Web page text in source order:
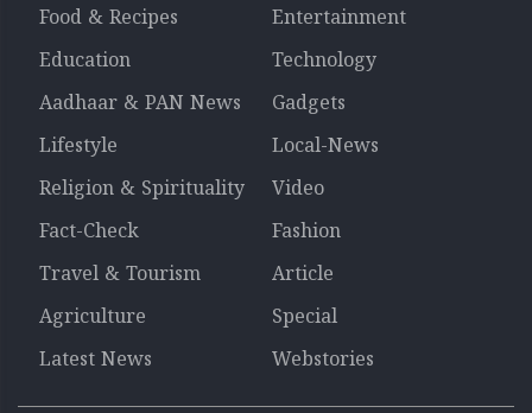
Food & Recipes
Entertainment
Education
Technology
Aadhaar & PAN News
Gadgets
Lifestyle
Local-News
Religion & Spirituality
Video
Fact-Check
Fashion
Travel & Tourism
Article
Agriculture
Special
Latest News
Webstories